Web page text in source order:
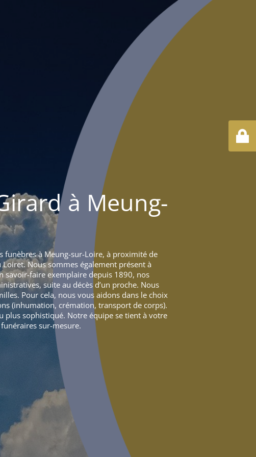
à Meung-
funèbres à Meung-sur-Loire, à proximité de
Nous sommes également présent à
savoir-faire exemplaire depuis 1890, nos
suite au décès d’un proche. Nous
Pour cela, nous vous aidons dans le choix
(inhumation, crémation, transport de corps).
plus sophistiqué. Notre équipe se tient à votre
sur-mesure.